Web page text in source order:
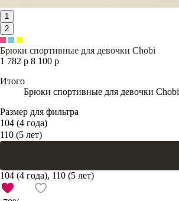
1
2
Брюки спортивные для девочки Chobi
1 782 р 8 100 р
Итого
Брюки спортивные для девочки Chobi
Размер для фильтра
104 (4 года)
110 (5 лет)
104 (4 года), 110 (5 лет)